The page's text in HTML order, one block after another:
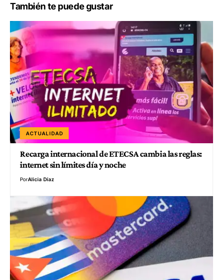
También te puede gustar
ACTUALIDAD
Recarga internacional de ETECSA cambia las reglas:
internet sin límites día y noche
PorAlicia Díaz